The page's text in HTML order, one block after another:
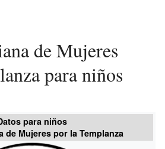
para niños
para niños
de Mujeres por la Templanza